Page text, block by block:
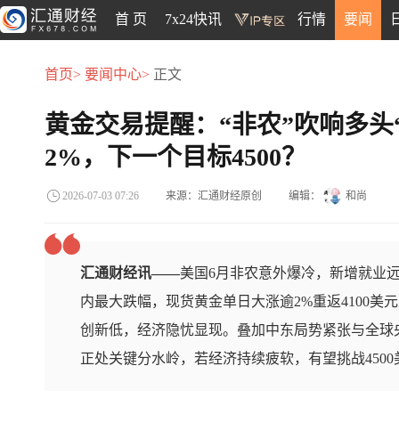
首 页 7x24快讯 行情 要闻
首页> 要闻中心> 正文
黄金交易提醒：“非农”吹响多
2%，下一个目标4500？
2026-07-03 07:26 来源：汇通财经原创 编辑： 和尚
汇通财经讯——美国6月非农意外爆冷，新增就业
内最大跌幅，现货黄金单日大涨逾2%重返4100美
创新低，经济隐忧显现。叠加中东局势紧张与全
正处关键分水岭，若经济持续疲软，有望挑战4500